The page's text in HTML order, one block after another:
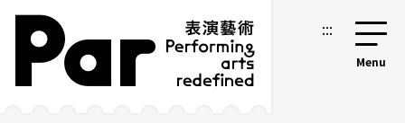
跳到主要内容区块
网站导览 :::